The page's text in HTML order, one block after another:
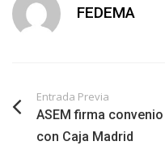
FEDEMA
Entrada Previa
ASEM firma convenio
con Caja Madrid